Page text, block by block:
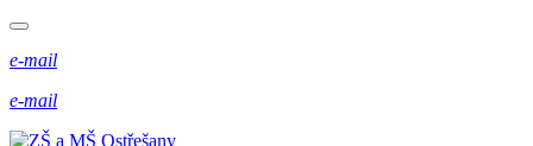
e-mail
e-mail